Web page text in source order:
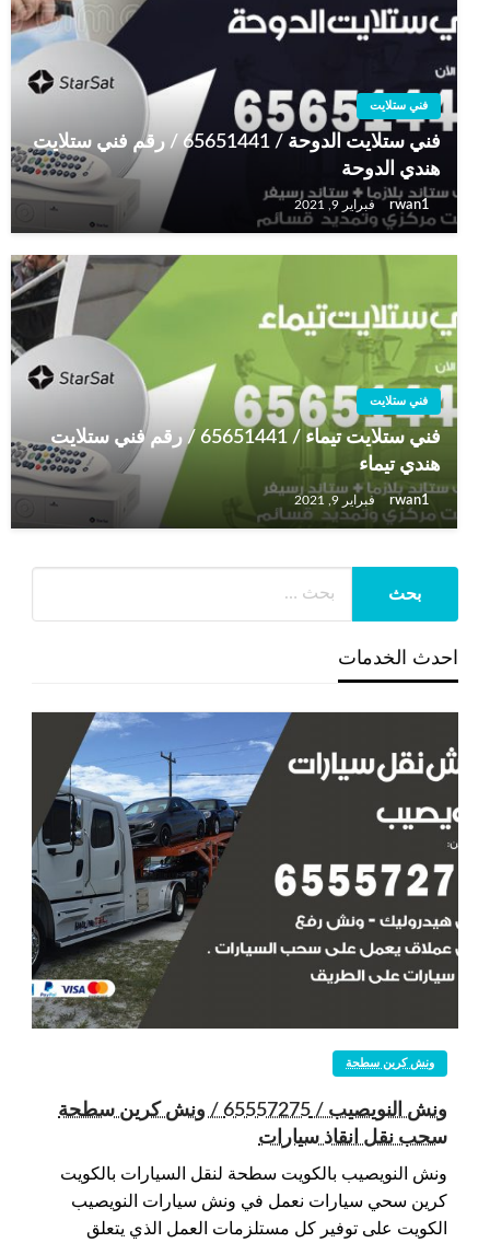
فني ستلايت
فني ستلايت الدوحة / 65651441 / رقم فني ستلايت
هندي الدوحة
rwan1 فبراير 9, 2021
فني ستلايت
فني ستلايت تيماء / 65651441 / رقم فني ستلايت
هندي تيماء
rwan1 فبراير 9, 2021
احدث الخدمات
ونش كرين سطحة
ونش النويصيب / 65557275 / ونش كرين سطحة
سحب نقل انقاذ سيارات
ونش النويصيب بالكويت سطحة لنقل السيارات بالكويت
كرين سحي سيارات نعمل في ونش سيارات النويصيب
الكويت على توفير كل مستلزمات العمل الذي يتعلق